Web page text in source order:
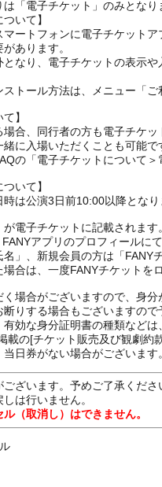
「電子チケット」のみとなり
いて】
ートフォンに電子チケット
あります。
なり、電子チケットの表示
トール方法は、メニュー「ご
】
合、同行者の方も電子チケ
に入場いただくことも可能で
の「電子チケットについて＞
いて】
は公演3日前10:00以降とな
電子チケットに記載されます。
アプリのプロフィールに
名」、新規会員の方は「FANY
場合は、一度FANYチケット
場合がございますので、身分
りする場合もございますので
効な身分証明書の種類など
の[チケット販売及び観劇約
日券がない場合がございます。
ざいます。予めご了承くださ
は行いません。
（取消し）はできません。